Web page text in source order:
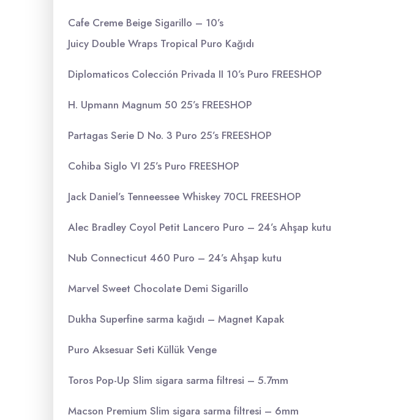
Cafe Creme Beige Sigarillo – 10’s
Juicy Double Wraps Tropical Puro Kağıdı
Diplomaticos Colección Privada II 10’s Puro FREESHOP
H. Upmann Magnum 50 25’s FREESHOP
Partagas Serie D No. 3 Puro 25’s FREESHOP
Cohiba Siglo VI 25’s Puro FREESHOP
Jack Daniel’s Tenneessee Whiskey 70CL FREESHOP
Alec Bradley Coyol Petit Lancero Puro – 24’s Ahşap kutu
Nub Connecticut 460 Puro – 24’s Ahşap kutu
Marvel Sweet Chocolate Demi Sigarillo
Dukha Superfine sarma kağıdı – Magnet Kapak
Puro Aksesuar Seti Küllük Venge
Toros Pop-Up Slim sigara sarma filtresi – 5.7mm
Macson Premium Slim sigara sarma filtresi – 6mm